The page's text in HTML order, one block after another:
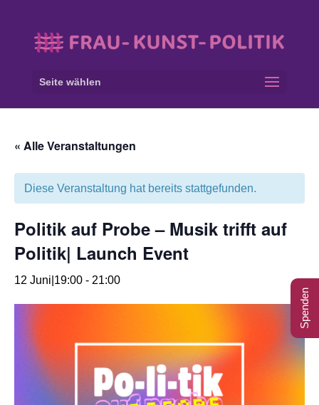
Seite wählen
« Alle Veranstaltungen
Diese Veranstaltung hat bereits stattgefunden.
Politik auf Probe – Musik trifft auf
Politik| Launch Event
12 Juni|19:00 - 21:00
Spenden